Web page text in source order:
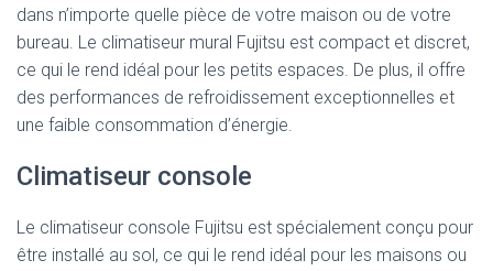
dans n’importe quelle pièce de votre maison ou de votre
bureau. Le climatiseur mural Fujitsu est compact et discret,
ce qui le rend idéal pour les petits espaces. De plus, il offre
des performances de refroidissement exceptionnelles et
une faible consommation d’énergie.
Climatiseur console
Le climatiseur console Fujitsu est spécialement conçu pour
être installé au sol, ce qui le rend idéal pour les maisons ou